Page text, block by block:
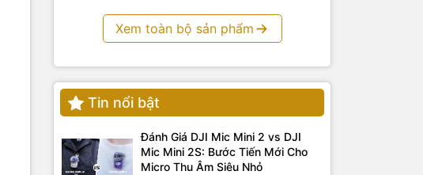
Xem toàn bộ sản phẩm
Tin nổi bật
Đánh Giá DJI Mic Mini 2 vs DJI
Mic Mini 2S: Bước Tiến Mới Cho
Micro Thu Âm Siêu Nhỏ